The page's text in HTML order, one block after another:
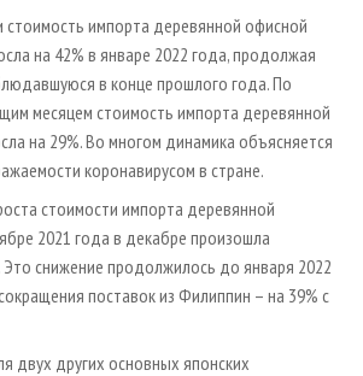
стоимость импорта деревянной офисной
на 42% в январе 2022 года, продолжая
в конце прошлого года. По
месяцем стоимость импорта деревянной
на 29%. Во многом динамика объясняется
коронавирусом в стране.
стоимости импорта деревянной
2021 года в декабре произошла
Это снижение продолжилось до января 2022
поставок из Филиппин – на 39% с
двух других основных японских